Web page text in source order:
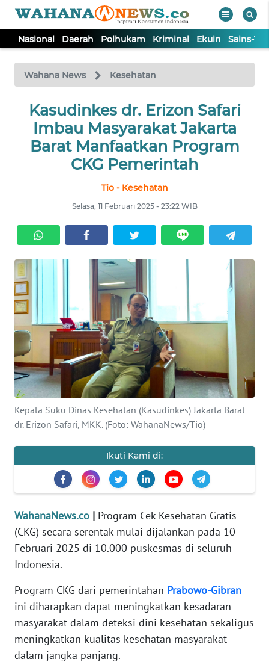
Nasional Daerah Polhukam Kriminal Ekuin Sains-
Wahana News Kesehatan
Kasudinkes dr. Erizon Safari
Imbau Masyarakat Jakarta
Barat Manfaatkan Program
CKG Pemerintah
Tio - Kesehatan
Selasa, 11 Februari 2025 - 23:22 WIB
Kepala Suku Dinas Kesehatan (Kasudinkes) Jakarta Barat
dr. Erizon Safari, MKK. (Foto: WahanaNews/Tio)
Ikuti Kami di:
WahanaNews.co | Program Cek Kesehatan Gratis
(CKG) secara serentak mulai dijalankan pada 10
Februari 2025 di 10.000 puskesmas di seluruh
Indonesia.
Program CKG dari pemerintahan Prabowo-Gibran
ini diharapkan dapat meningkatkan kesadaran
masyarakat dalam deteksi dini kesehatan sekaligus
meningkatkan kualitas kesehatan masyarakat
dalam jangka panjang.
TV
Tutup
NASIONAL
DAERAH
EKUIN
SAINS-TEKNO
KESEHATAN
INTERNASIONAL
SERBA-SERBI
PENDIDIKAN
OLAHRAGA
EDITORIAL
Informasi
INDEKS
KAMI
INFO